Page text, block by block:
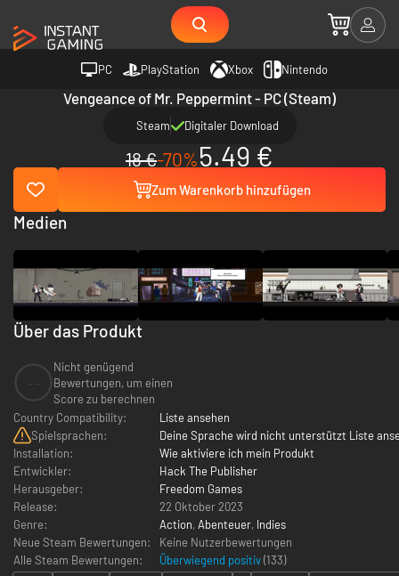
PC PlayStation Xbox Nintendo
Vengeance of Mr. Peppermint - PC (Steam)
Steam Digitaler Download
18 €-70%5.49 €
Zum Warenkorb hinzufügen
Über das Produkt
Nicht genügend
Bewertungen, um einen
Score zu berechnen
Country Compatibility:
Liste ansehen
Spielsprachen:
Deine Sprache wird nicht unterstützt Liste
Installation:
Wie aktiviere ich mein Produkt
Entwickler:
Hack The Publisher
Herausgeber:
Freedom Games
Release:
22 Oktober 2023
Genre:
Action, Abenteuer, Indies
Neue Steam Bewertungen:
Keine Nutzerbewertungen
Alle Steam Bewertungen:
Überwiegend positiv(133)
Medien